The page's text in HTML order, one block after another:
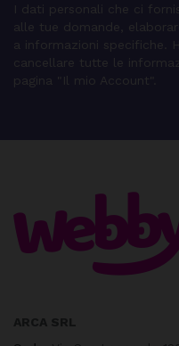
I dati personali che ci
alle tue domande,
a informazioni specifiche.
cancellare tutte le
pagina "Il mio Account".